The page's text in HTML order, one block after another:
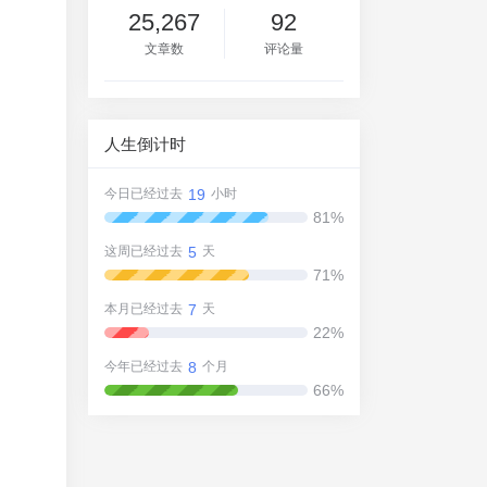
25,267
文章数
92
评论量
人生倒计时
今日已经过去 19 小时
81%
这周已经过去 5 天
71%
本月已经过去 7 天
22%
今年已经过去 8 个月
66%